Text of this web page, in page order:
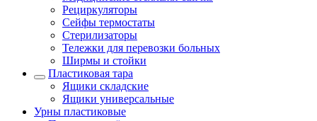
Рециркуляторы
Сейфы термостаты
Стерилизаторы
Тележки для перевозки больных
Ширмы и стойки
Пластиковая тара
Ящики складские
Ящики универсальные
Урны пластиковые